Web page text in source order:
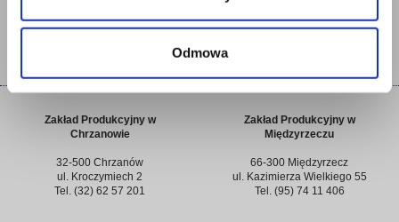
Odmowa
Stosując płyty swisspor BITERM
z rdzeniem ze styropianu LAMBDA dach
podłoga, uzyskuje się bardzo dobrą izolacyjność termiczną.
Zakład Produkcyjny w
Chrzanowie
32-500 Chrzanów
ul. Kroczymiech 2
Tel. (32) 62 57 201
Zakład Produkcyjny w
Międzyrzeczu
66-300 Międzyrzecz
ul. Kazimierza Wielkiego 55
Tel. (95) 74 11 406